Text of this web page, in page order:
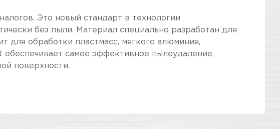
Это новый стандарт в технологии
без пыли. Материал специально разработан для
для обработки пластмасс, мягкого алюминия,
самое эффективное пылеудаление,
поверхности.